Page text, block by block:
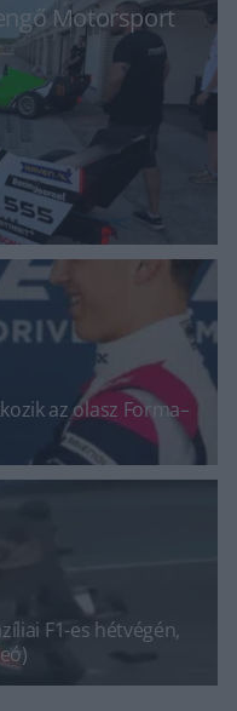
Motorsport
az olasz Forma–
F1-es hétvégén,